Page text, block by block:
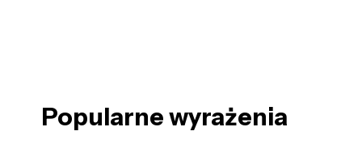
Popularne wyrażenia